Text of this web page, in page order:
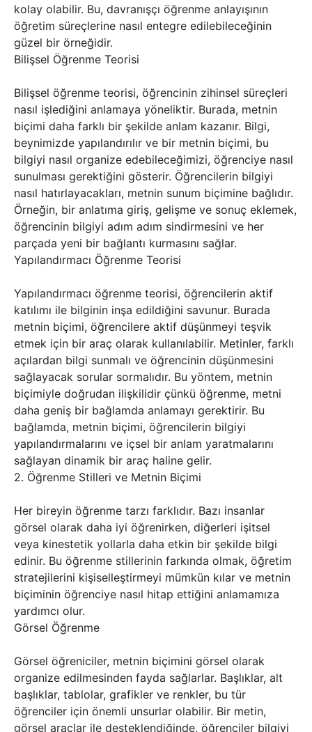
kolay olabilir. Bu, davranışçı öğrenme anlayışının
öğretim süreçlerine nasıl entegre edilebileceğinin
güzel bir örneğidir.
Bilişsel Öğrenme Teorisi
Bilişsel öğrenme teorisi, öğrencinin zihinsel süreçleri
nasıl işlediğini anlamaya yöneliktir. Burada, metnin
biçimi daha farklı bir şekilde anlam kazanır. Bilgi,
beynimizde yapılandırılır ve bir metnin biçimi, bu
bilgiyi nasıl organize edebileceğimizi, öğrenciye nasıl
sunulması gerektiğini gösterir. Öğrencilerin bilgiyi
nasıl hatırlayacakları, metnin sunum biçimine bağlıdır.
Örneğin, bir anlatıma giriş, gelişme ve sonuç eklemek,
öğrencinin bilgiyi adım adım sindirmesini ve her
parçada yeni bir bağlantı kurmasını sağlar.
Yapılandırmacı Öğrenme Teorisi
Yapılandırmacı öğrenme teorisi, öğrencilerin aktif
katılımı ile bilginin inşa edildiğini savunur. Burada
metnin biçimi, öğrencilere aktif düşünmeyi teşvik
etmek için bir araç olarak kullanılabilir. Metinler, farklı
açılardan bilgi sunmalı ve öğrencinin düşünmesini
sağlayacak sorular sormalıdır. Bu yöntem, metnin
biçimiyle doğrudan ilişkilidir çünkü öğrenme, metni
daha geniş bir bağlamda anlamayı gerektirir. Bu
bağlamda, metnin biçimi, öğrencilerin bilgiyi
yapılandırmalarını ve içsel bir anlam yaratmalarını
sağlayan dinamik bir araç haline gelir.
2. Öğrenme Stilleri ve Metnin Biçimi
Her bireyin öğrenme tarzı farklıdır. Bazı insanlar
görsel olarak daha iyi öğrenirken, diğerleri işitsel
veya kinestetik yollarla daha etkin bir şekilde bilgi
edinir. Bu öğrenme stillerinin farkında olmak, öğretim
stratejilerini kişiselleştirmeyi mümkün kılar ve metnin
biçiminin öğrenciye nasıl hitap ettiğini anlamamıza
yardımcı olur.
Görsel Öğrenme
Görsel öğreniciler, metnin biçimini görsel olarak
organize edilmesinden fayda sağlarlar. Başlıklar, alt
başlıklar, tablolar, grafikler ve renkler, bu tür
öğrenciler için önemli unsurlar olabilir. Bir metin,
görsel araçlar ile desteklendiğinde, öğrenciler bilgiyi